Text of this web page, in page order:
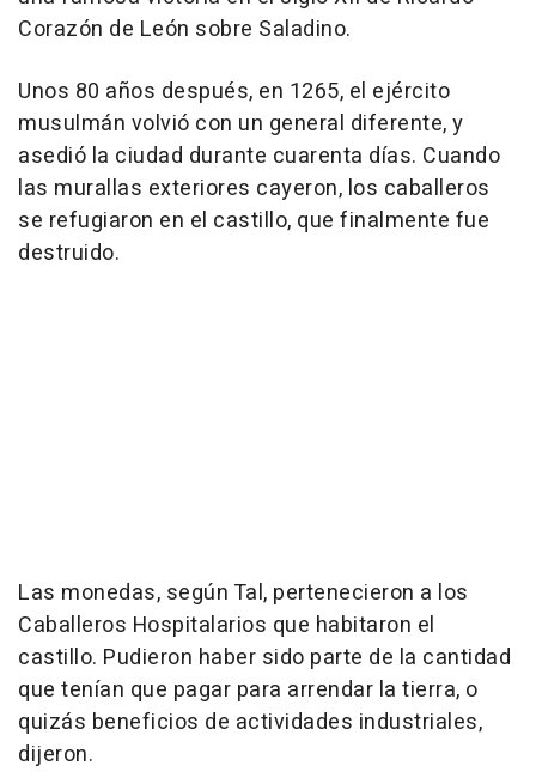
Corazón de León sobre Saladino.
Unos 80 años después, en 1265, el ejército
musulmán volvió con un general diferente, y
asedió la ciudad durante cuarenta días. Cuando
las murallas exteriores cayeron, los caballeros
se refugiaron en el castillo, que finalmente fue
destruido.
Las monedas, según Tal, pertenecieron a los
Caballeros Hospitalarios que habitaron el
castillo. Pudieron haber sido parte de la cantidad
que tenían que pagar para arrendar la tierra, o
quizás beneficios de actividades industriales,
dijeron.